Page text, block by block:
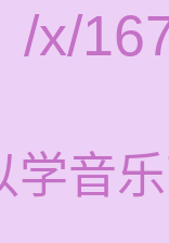
/x/
学音